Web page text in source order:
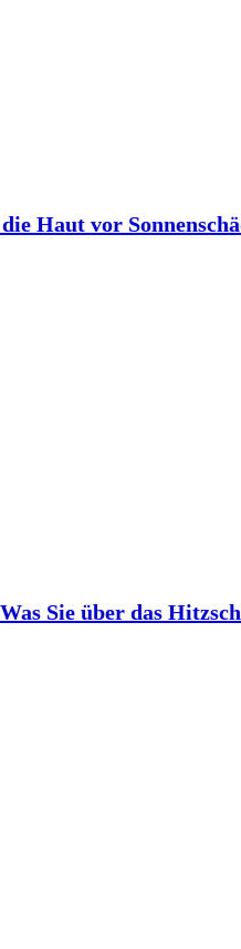
Haut vor
Sie über das